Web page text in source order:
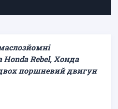
Rebel, Хонда
поршневий двигун